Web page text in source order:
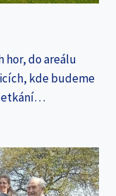
hor, do areálu
kde budeme